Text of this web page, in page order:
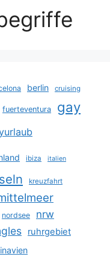
berlin cruising
fuerteventura gay
ibiza italien
kreuzfahrt
nordsee nrw
ruhrgebiet